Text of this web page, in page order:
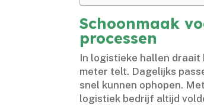
Schoonmaak
processen
In logistieke hallen
meter telt.​ Dagelijks
snel kunnen ophopen.​
logistiek bedrijf altijd